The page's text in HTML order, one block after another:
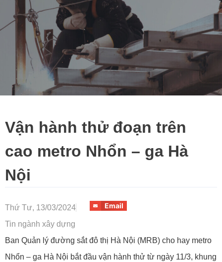
Vận hành thử đoạn trên
cao metro Nhổn – ga Hà
Nội
Thứ Tư, 13/03/2024
Tin ngành xây dựng
Email
Ban Quản lý đường sắt đô thị Hà Nội (MRB) cho hay metro
Nhổn – ga Hà Nội bắt đầu vận hành thử từ ngày 11/3, khung